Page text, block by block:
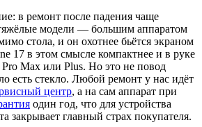
в ремонт после падения чаще
модели — большим аппаратом
стола, и он охотнее бьётся экраном
17 в этом смысле компактнее и в руке
Max или Plus. Но это не повод
есть стекло. Любой ремонт у нас идёт
центр, а на сам аппарат при
один год, что для устройства
закрывает главный страх покупателя.